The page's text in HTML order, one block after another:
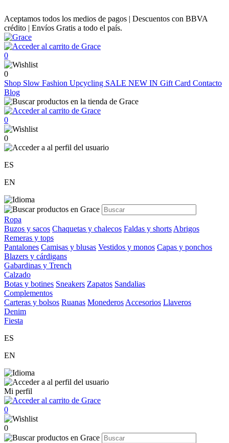
Aceptamos todos los medios de pagos | Descuentos con BBVA
crédito | Envíos Gratis a todo el país.
0
0
Shop Slow Fashion Upcycling SALE NEW IN Gift Card Contacto
Blog
0
0
ES
EN
Ropa
Buzos y sacos Chaquetas y chalecos Faldas y shorts Abrigos
Remeras y tops
Pantalones Camisas y blusas Vestidos y monos Capas y ponchos
Blazers y cárdigans
Gabardinas y Trench
Calzado
Botas y botines Sneakers Zapatos Sandalias
Complementos
Carteras y bolsos Ruanas Monederos Accesorios Llaveros
Denim
Fiesta
ES
EN
Mi perfil
0
0